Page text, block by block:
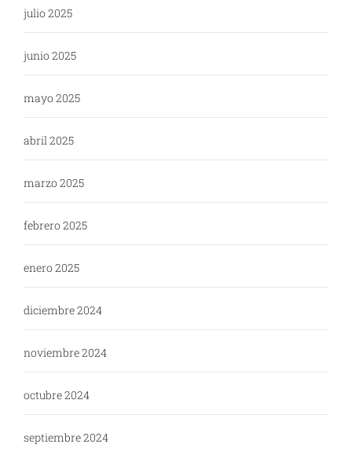
julio 2025
junio 2025
mayo 2025
abril 2025
marzo 2025
febrero 2025
enero 2025
diciembre 2024
noviembre 2024
octubre 2024
septiembre 2024